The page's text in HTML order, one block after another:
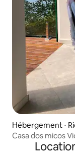
Hébergement ⋅
Casa dos micos